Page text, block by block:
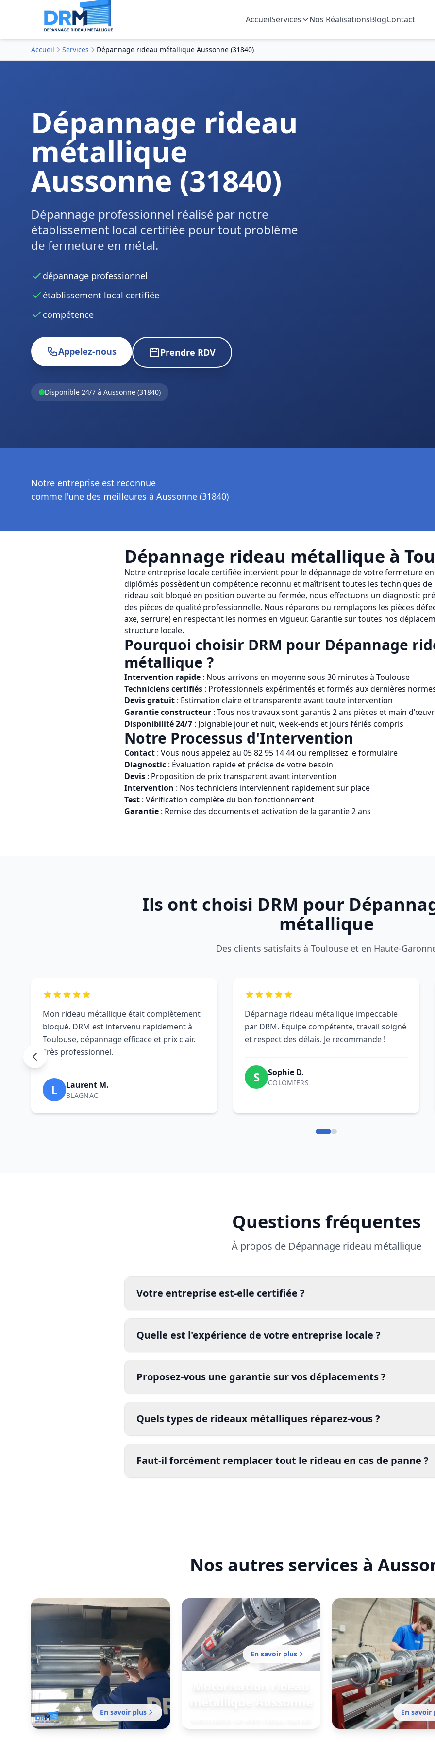
AccueilServices Nos RéalisationsBlogContact
Accueil Services Dépannage rideau métallique Aussonne (31840)
Dépannage rideau
métallique
Aussonne (31840)
Dépannage professionnel réalisé par notre
établissement local certifiée pour tout problème
de fermeture en métal.
dépannage professionnel
établissement local certifiée
compétence
Appelez-nous Prendre RDV
Disponible 24/7 à Aussonne (31840)
Notre entreprise est reconnue
comme l'une des meilleures à Aussonne (31840)
Dépannage rideau métallique à
Notre entreprise locale certifiée intervient pour le dépannage de votre fermeture
diplômés possèdent un compétence reconnu et maîtrisent toutes les techniques
rideau soit bloqué en position ouverte ou fermée, nous effectuons un diagnostic
des pièces de qualité professionnelle. Nous réparons ou remplaçons les pièces
axe, serrure) en respectant les normes en vigueur. Garantie sur toutes nos
structure locale.
Pourquoi choisir DRM pour Dépannage
métallique ?
Intervention rapide : Nous arrivons en moyenne sous 30 minutes à Toulouse
Techniciens certifiés : Professionnels expérimentés et formés aux dernières
Devis gratuit : Estimation claire et transparente avant toute intervention
Garantie constructeur : Tous nos travaux sont garantis 2 ans pièces et main
Disponibilité 24/7 : Joignable jour et nuit, week-ends et jours fériés compris
Notre Processus d'Intervention
Contact : Vous nous appelez au 05 82 95 14 44ou remplissez le formulaire
Diagnostic : Évaluation rapide et précise de votre besoin
Devis : Proposition de prix transparent avant intervention
Intervention : Nos techniciens interviennent rapidement sur place
Test : Vérification complète du bon fonctionnement
Garantie : Remise des documents et activation de la garantie 2 ans
Ils ont choisi DRM pour
métallique
Des clients satisfaits à Toulouse et en Haute-
Mon rideau métallique était complètement
bloqué. DRM est intervenu rapidement à
Toulouse, dépannage efficace et prix clair.
Très professionnel.
L Laurent M.
BLAGNAC
Dépannage rideau métallique impeccable
par DRM. Équipe compétente, travail soigné
et respect des délais. Je recommande !
S Sophie D.
COLOMIERS
Questions fréquentes
À propos de Dépannage rideau métallique
Votre entreprise est-elle certifiée ?
certifié
Quelle est l'expérience de votre entreprise locale ?
certifié
Proposez-vous une garantie sur vos déplacements ?
garantie
Quels types de rideaux métalliques réparez-vous ?
certifié
Faut-il forcément remplacer tout le rideau en cas de panne ?
Nos autres services à
En savoir plus
existant réalisée par notre
En savoir plus
En savoir